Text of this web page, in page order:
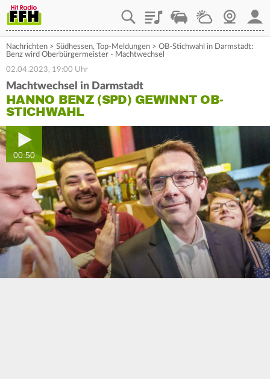
PlaylistStaupilotWetterWebcam
Nachrichten > Südhessen, Top-Meldungen > OB-Stichwahl in Darmstadt:
Benz wird Oberbürgermeister - Machtwechsel
02.04.2023, 19:00 Uhr
Machtwechsel in Darmstadt
HANNO BENZ (SPD) GEWINNT OB-
STICHWAHL
00:50